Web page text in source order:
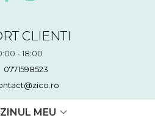
CLIENTI
- 18:00
0771598523
MEU